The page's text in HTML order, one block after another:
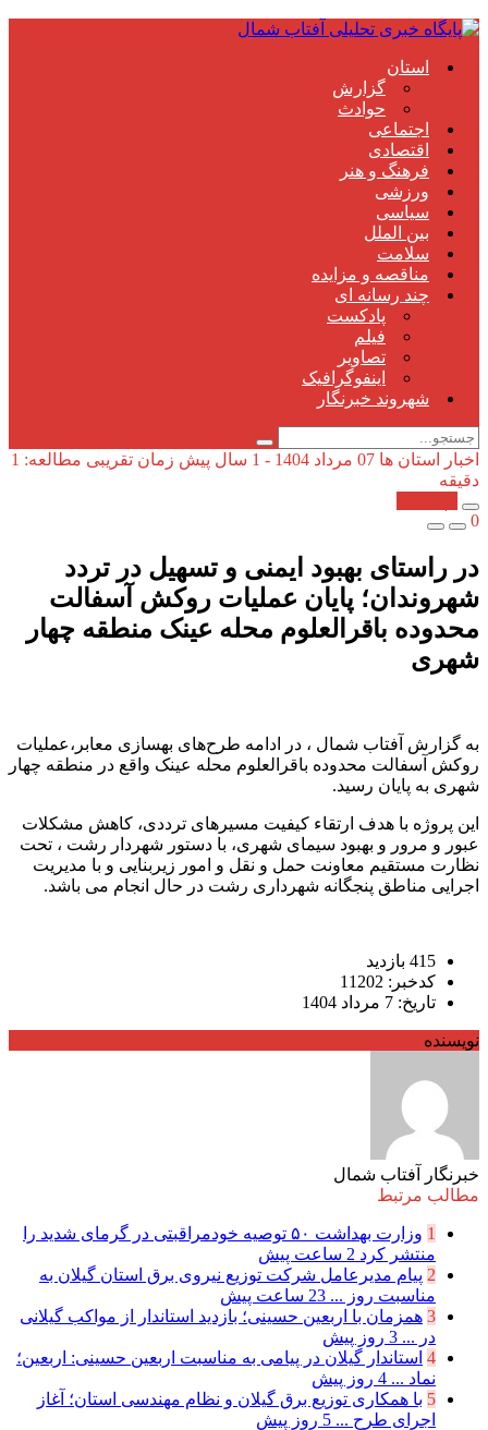
استان
گزارش
حوادث
اجتماعی
اقتصادی
فرهنگ و هنر
ورزشی
سیاسی
بین الملل
سلامت
مناقصه و مزایده
چند رسانه ای
پادکست
فیلم
تصاویر
اینفوگرافیک
شهروند خبرنگار
اخبار استان ها 07 مرداد 1404 - 1 سال پیش
زمان تقریبی مطالعه: 1
دقیقه
0
در راستای بهبود ایمنی و تسهیل در تردد
شهروندان؛ پایان عملیات روکش آسفالت
محدوده باقرالعلوم محله عینک منطقه چهار
شهری
به گزارش آفتاب شمال ، در ادامه طرح‌های بهسازی معابر،عملیات
روکش آسفالت محدوده باقرالعلوم محله عینک واقع در منطقه چهار
شهری به پایان رسید.
این پروژه با هدف ارتقاء کیفیت مسیرهای ترددی، کاهش مشکلات
عبور و مرور و بهبود سیمای شهری، با دستور شهردار رشت ، تحت
نظارت مستقیم معاونت حمل و نقل و امور زیربنایی و با مدیریت
اجرایی مناطق پنجگانه شهرداری رشت در حال انجام می باشد.
415 بازدید
کدخبر: 11202
تاریخ: 7 مرداد 1404
نویسنده
خبرنگار آفتاب شمال
مطالب مرتبط
1
وزارت بهداشت ۵۰ توصیه خودمراقبتی در گرمای شدید را
منتشر کرد 2 ساعت پیش
2 پیام مدیرعامل شركت توزیع نیروی برق استان گیلان به
مناسبت روز ... 23 ساعت پیش
3 همزمان با اربعین حسینی؛ بازدید استاندار از مواکب گیلانی
در ... 3 روز پیش
4 استاندار گیلان در پیامی به مناسبت اربعین حسینی: اربعین؛
نماد ... 4 روز پیش
5 با همکاری توزیع برق گیلان و نظام مهندسی استان؛ آغاز
اجرای طرح ... 5 روز پیش